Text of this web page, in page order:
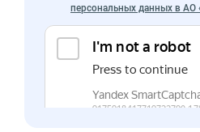
персональных данных в АО